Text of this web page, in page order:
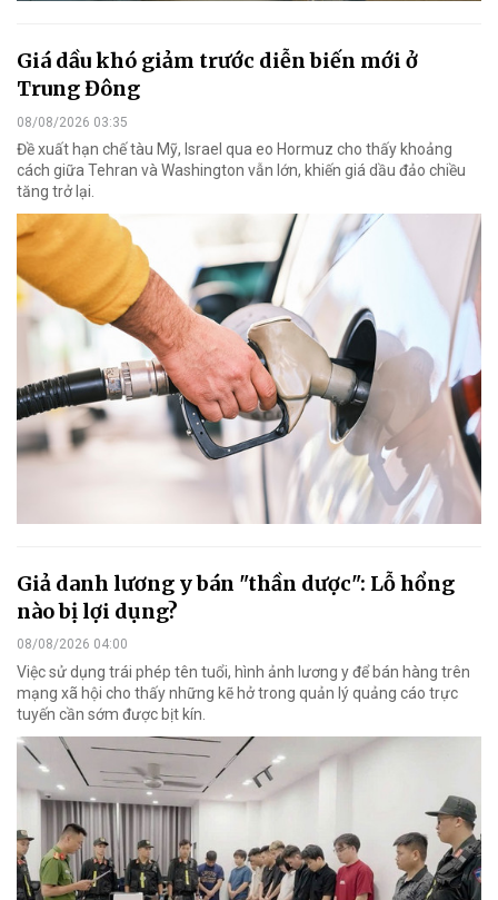
Giá dầu khó giảm trước diễn biến mới ở
Trung Đông
08/08/2026 03:35
Đề xuất hạn chế tàu Mỹ, Israel qua eo Hormuz cho thấy khoảng
cách giữa Tehran và Washington vẫn lớn, khiến giá dầu đảo chiều
tăng trở lại.
Giả danh lương y bán "thần dược": Lỗ hổng
nào bị lợi dụng?
08/08/2026 04:00
Việc sử dụng trái phép tên tuổi, hình ảnh lương y để bán hàng trên
mạng xã hội cho thấy những kẽ hở trong quản lý quảng cáo trực
tuyến cần sớm được bịt kín.